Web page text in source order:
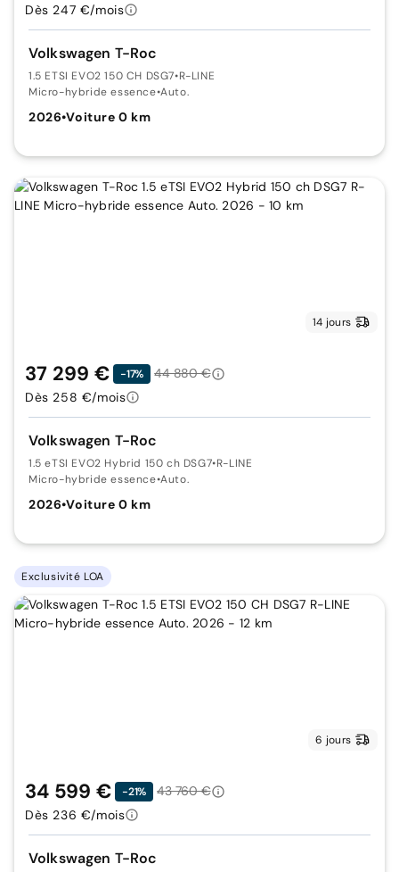
Volkswagen T-Roc
1.5 ETSI EVO2 150 CH DSG7•R-LINE
Micro-hybride essence•Auto.
2026•Voiture 0 km
Dès 247 €/mois
14 jours
Volkswagen T-Roc
1.5 eTSI EVO2 Hybrid 150 ch DSG7•R-LINE
Micro-hybride essence•Auto.
2026•Voiture 0 km
37 299 € -17%
44 880 €
Dès 258 €/mois
Exclusivité LOA
6 jours
Volkswagen T-Roc
34 599 € -21%
43 760 €
Dès 236 €/mois